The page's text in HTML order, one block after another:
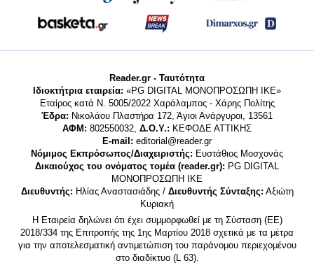
Reader.gr - Ταυτότητα
Ιδιοκτήτρια εταιρεία: «PG DIGITAL MONΟΠΡΟΣΩΠΗ ΙΚΕ»
Εταίρος κατά Ν. 5005/2022 Χαράλαμπος - Χάρης Πολίτης
Έδρα: Νικολάου Πλαστήρα 172, Άγιοι Ανάργυροι, 13561
ΑΦΜ: 802550032, Δ.Ο.Υ.: ΚΕΦΟΔΕ ΑΤΤΙΚΗΣ
E-mail: editorial@reader.gr
Νόμιμος Εκπρόσωπος/Διαχειριστής: Ευστάθιος Μοσχονάς
Δικαιούχος του ονόματος τομέα (reader.gr): PG DIGITAL
MONΟΠΡΟΣΩΠΗ ΙΚΕ
Διευθυντής: Ηλίας Αναστασιάδης / Διευθυντής Σύνταξης: Αξιώτη
Κυριακή
Η Εταιρεία δηλώνει ότι έχει συμμορφωθεί με τη Σύσταση (ΕΕ)
2018/334 της Επιτροπής της 1ης Μαρτίου 2018 σχετικά με τα μέτρα
για την αποτελεσματική αντιμετώπιση του παράνομου περιεχομένου
στο διαδίκτυο (L 63).